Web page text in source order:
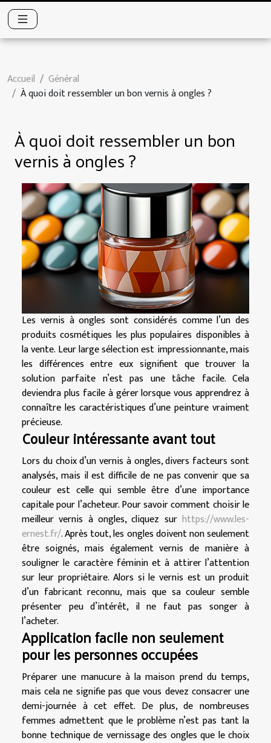
Accueil
Général
À quoi doit ressembler un bon vernis à ongles ?
À quoi doit ressembler un bon
vernis à ongles ?
Les vernis à ongles sont considérés comme l’un des
produits cosmétiques les plus populaires disponibles à
la vente. Leur large sélection est impressionnante, mais
les différences entre eux signifient que trouver la
solution parfaite n’est pas une tâche facile. Cela
deviendra plus facile à gérer lorsque vous apprendrez à
connaître les caractéristiques d’une peinture vraiment
précieuse.
Couleur intéressante avant tout
Lors du choix d’un vernis à ongles, divers facteurs sont
analysés, mais il est difficile de ne pas convenir que sa
couleur est celle qui semble être d’une importance
capitale pour l’acheteur. Pour savoir comment choisir le
meilleur vernis à ongles, cliquez sur https://www.les-
ernest.fr/. Après tout, les ongles doivent non seulement
être soignés, mais également vernis de manière à
souligner le caractère féminin et à attirer l’attention
sur leur propriétaire. Alors si le vernis est un produit
d’un fabricant reconnu, mais que sa couleur semble
présenter peu d’intérêt, il ne faut pas songer à
l’acheter.
Application facile non seulement
pour les personnes occupées
Préparer une manucure à la maison prend du temps,
mais cela ne signifie pas que vous devez consacrer une
demi-journée à cet effet. De plus, de nombreuses
femmes admettent que le problème n’est pas tant la
bonne technique de vernissage des ongles que le choix